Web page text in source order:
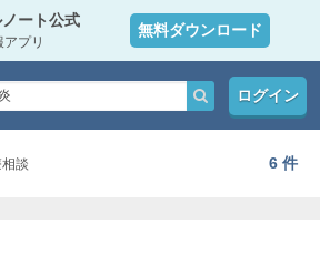
ート公式
プリ
無料ダウンロード
ログイン
談 6 件